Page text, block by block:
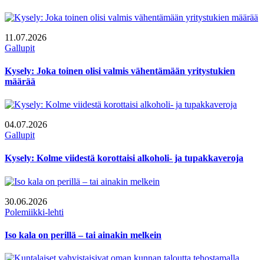
11.07.2026
Gallupit
Kysely: Joka toinen olisi valmis vähentämään yritystukien
määrää
04.07.2026
Gallupit
Kysely: Kolme viidestä korottaisi alkoholi- ja tupakkaveroja
30.06.2026
Polemiikki-lehti
Iso kala on perillä – tai ainakin melkein